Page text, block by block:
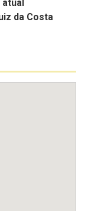
da Costa